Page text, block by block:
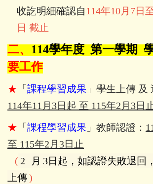
收訖明細確認自 114年10月7日
日 截止
二、 114學年度 第一學期
要工作
★ 「 課程學習成果 」學生上傳 及
114年11月3日起 至 115年2月3日
★ 「 課程學習成果 」教師認證：
至 115年2月3日止
( 2 月 3日起，如認證失敗退回
上傳)